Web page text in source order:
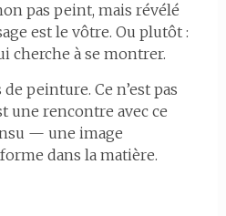
pas peint, mais révélé
est le vôtre. Ou plutôt :
cherche à se montrer.
peinture. Ce n’est pas
une rencontre avec ce
— une image
dans la matière.